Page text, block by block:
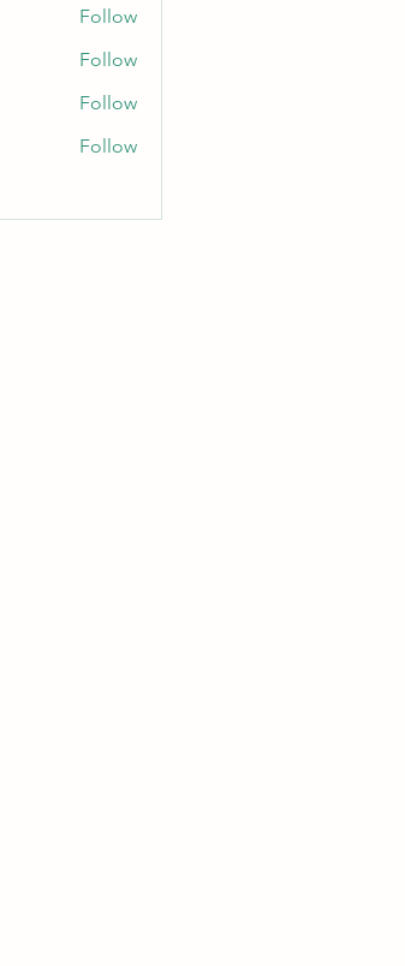
Follow
Follow
Follow
Follow